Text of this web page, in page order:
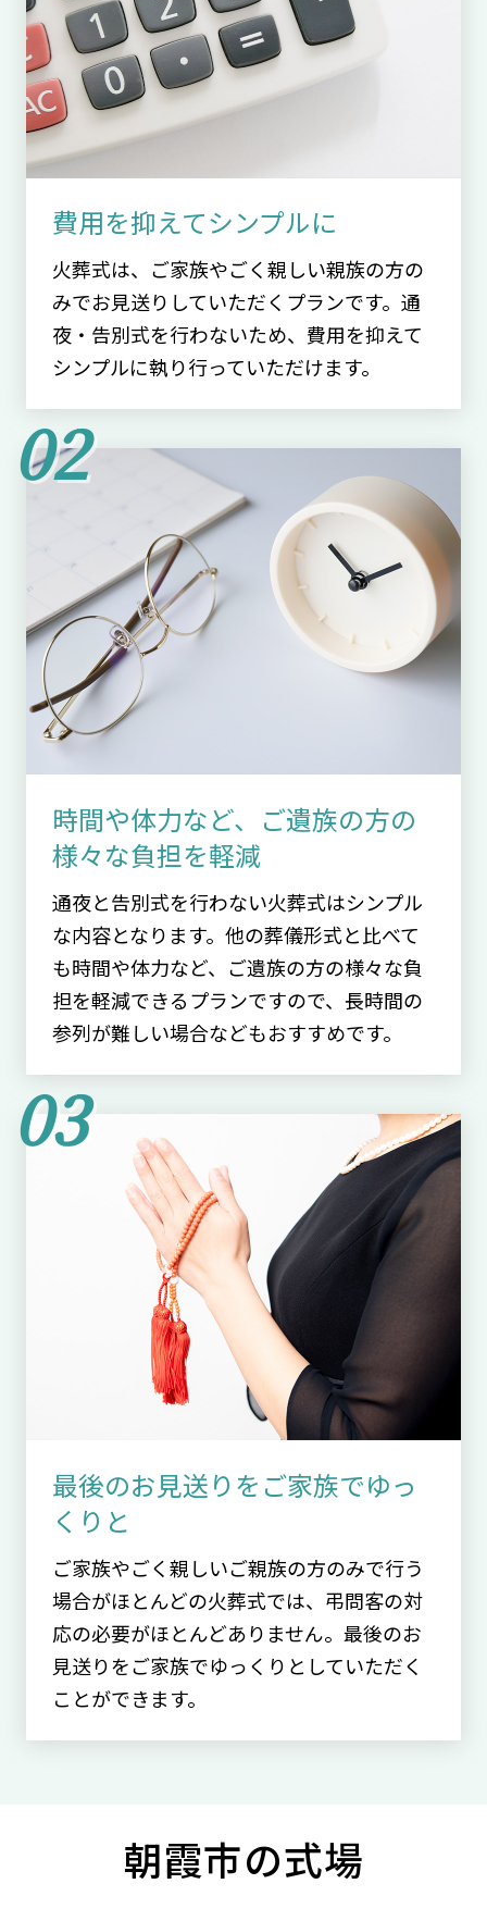
費用を抑えてシンプルに
火葬式は、ご家族やごく親しい親族の方の
みでお見送りしていただくプランです。通
夜・告別式を行わないため、費用を抑えて
シンプルに執り行っていただけます。
時間や体力など、ご遺族の方の
様々な負担を軽減
通夜と告別式を行わない火葬式はシンプル
な内容となります。他の葬儀形式と比べて
も時間や体力など、ご遺族の方の様々な負
担を軽減できるプランですので、長時間の
参列が難しい場合などもおすすめです。
最後のお見送りをご家族でゆっ
くりと
ご家族やごく親しいご親族の方のみで行う
場合がほとんどの火葬式では、弔問客の対
応の必要がほとんどありません。最後のお
見送りをご家族でゆっくりとしていただく
ことができます。
朝霞市の式場